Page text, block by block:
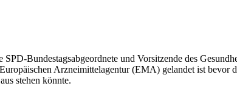
Bundestagsabgeordnete und Vorsitzende des
Arzneimittelagentur (EMA) gelandet ist bevor
stehen könnte.